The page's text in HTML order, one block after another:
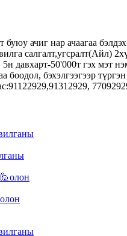
ачиг нар ачаагаа
салгалт,угсралт(Айл)
давхарт-50'000т гэх мэт
бэхэлгээгээр